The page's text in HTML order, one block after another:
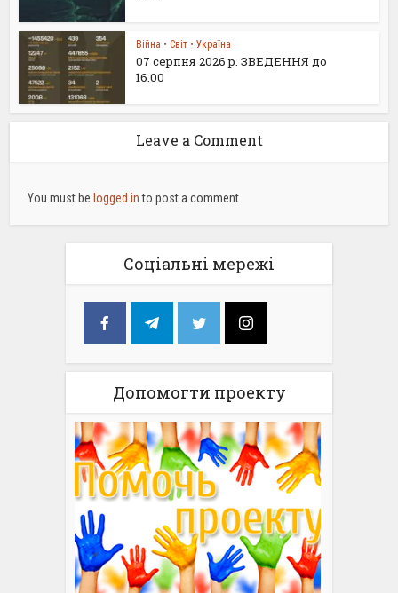
Війна • Світ • Україна
07 серпня 2026 р. ЗВЕДЕННЯ до
16.00
Leave a Comment
You must be logged into post a comment.
Соціальні мережі
Допомогти проекту